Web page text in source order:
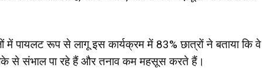
में पायलट रूप से लागू इस कार्यक्रम में 83% छात्रों ने बताया कि वे
से संभाल पा रहे हैं और तनाव कम महसूस करते हैं।